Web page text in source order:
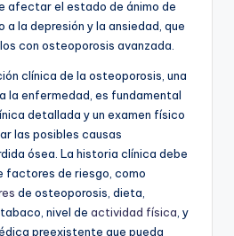
afectar el estado de ánimo de
a la depresión y la ansiedad, que
con osteoporosis avanzada.
clínica de la osteoporosis, una
la enfermedad, es fundamental
detallada y un examen físico
las posibles causas
ósea. La historia clínica debe
factores de riesgo, como
de osteoporosis, dieta,
nivel de actividad física , y
preexistente que pueda